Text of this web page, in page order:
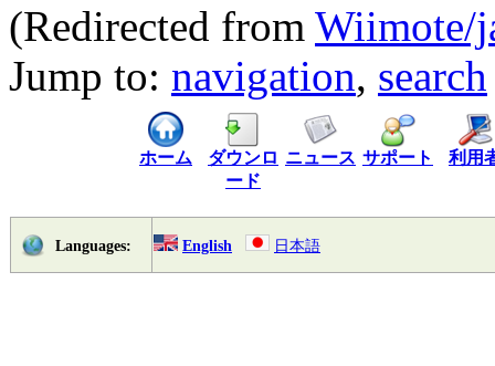
(Redirected from Wiimote/
Jump to: navigation, search
ホーム
ダウンロ
ード
ニュース サポート 利用
Languages: English 日本語